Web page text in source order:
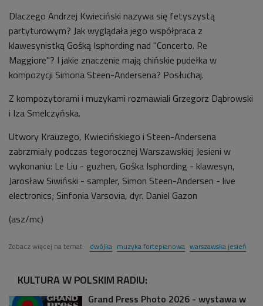
Dlaczego Andrzej Kwieciński nazywa się fetyszystą
partyturowym? Jak wyglądała jego współpraca z
klawesynistką Gośką Isphording nad "Concerto. Re
Maggiore"? I jakie znaczenie mają chińskie pudełka w
kompozycji Simona Steen-Andersena? Posłuchaj.
Z kompozytorami i muzykami rozmawiali Grzegorz Dąbrowski
i Iza Smelczyńska.
Utwory Krauzego, Kwiecińskiego i Steen-Andersena
zabrzmiały podczas tegorocznej Warszawskiej Jesieni w
wykonaniu: Le Liu - guzhen, Gośka Isphording - klawesyn,
Jarosław Siwiński - sampler, Simon Steen-Andersen - live
electronics; Sinfonia Varsovia, dyr. Daniel Gazon
(asz/mc)
Zobacz więcej na temat: dwójka muzyka fortepianowa warszawska jesień
KULTURA W POLSKIM RADIU:
Grand Press Photo 2026 - wystawa w